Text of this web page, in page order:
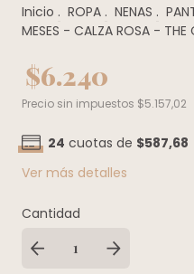
Inicio . ROPA . NENAS .
MESES - CALZA ROSA - THE
$6.240
Precio sin impuestos $5.157,02
24 cuotas de $587,68
Ver más detalles
Cantidad